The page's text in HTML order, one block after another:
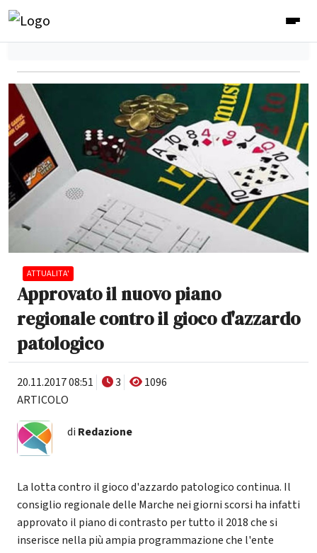
ATTUALITA'
Approvato il nuovo piano
regionale contro il gioco d'azzardo
patologico
20.11.2017 08:51 3
1096
ARTICOLO
di Redazione
La lotta contro il gioco d'azzardo patologico continua. Il
consiglio regionale delle Marche nei giorni scorsi ha infatti
approvato il piano di contrasto per tutto il 2018 che si
inserisce nella più ampia programmazione che l'ente